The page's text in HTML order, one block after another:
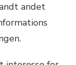
andet